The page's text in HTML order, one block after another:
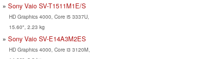
Sony Vaio SV-T1511M1E/S
HD Graphics 4000, Core i5 3337U,
15.60", 2.23 kg
Sony Vaio SV-E14A3M2ES
HD Graphics 4000, Core i3 3120M,